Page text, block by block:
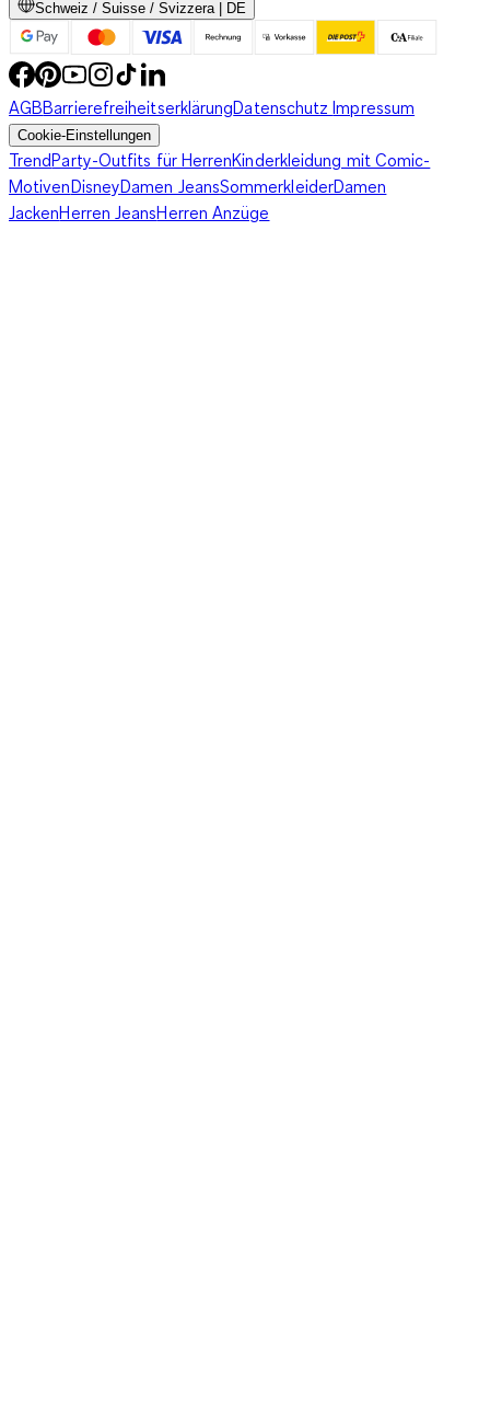
Schweiz / Suisse / Svizzera | DE
AGBBarrierefreiheitserklärungDatenschutzImpressum
Cookie-Einstellungen
TrendParty-Outfits für HerrenKinderkleidung mit Comic-
MotivenDisneyDamen JeansSommerkleiderDamen
JackenHerren JeansHerren Anzüge